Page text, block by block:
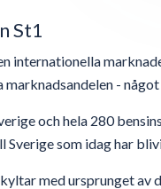
St1
internationella
marknadsandelen -
och hela 280
som idag har
med ursprunget av